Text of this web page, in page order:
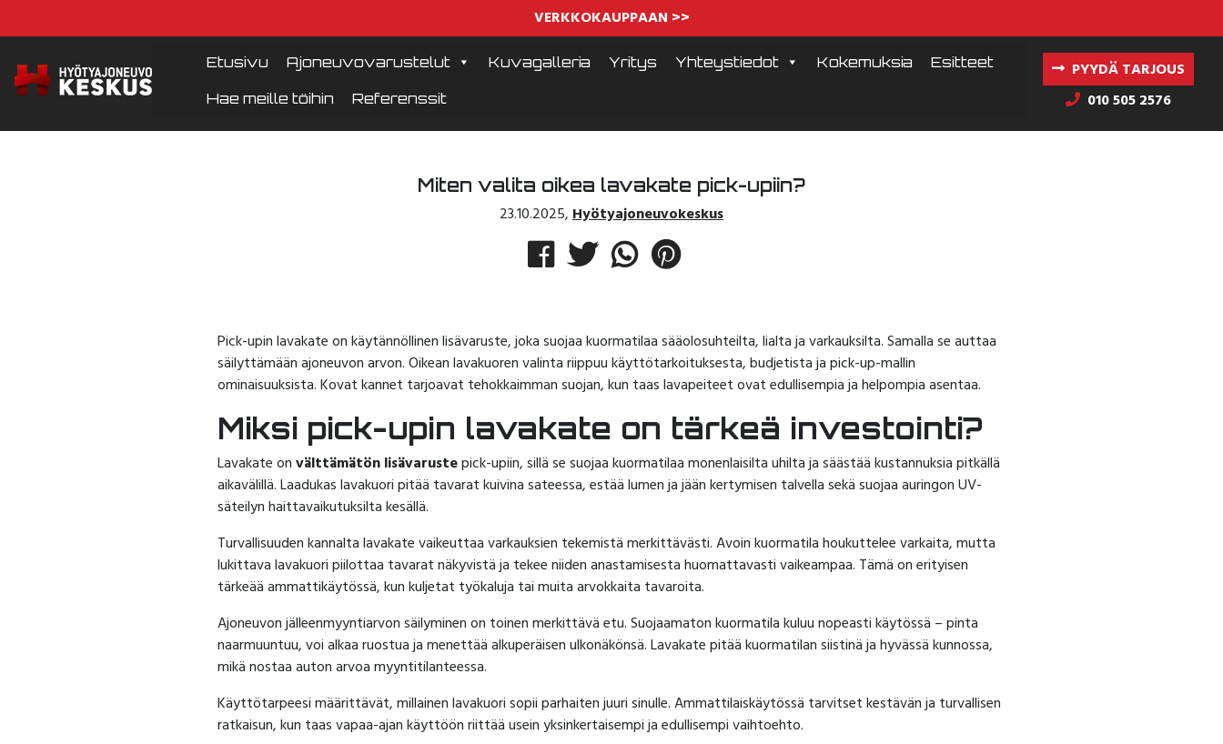
VERKKOKAUPPAAN >>
Etusivu Ajoneuvovarustelut Kuvagalleria Yritys Yhteystiedot Kokemuksia
Esitteet
Hae meille töihin
Referenssit
PYYDÄ TARJOUS
010 505 2576
Miten valita oikea lavakate pick-upiin?
23.10.2025,Hyötyajoneuvokeskus
Pick-upin lavakate on käytännöllinen lisävaruste, joka suojaa kuormatilaa sääolosuhteilta, lialta ja varkauksilta. Samalla se auttaa
säilyttämään ajoneuvon arvon. Oikean lavakuoren valinta riippuu käyttötarkoituksesta, budjetista ja pick-up-mallin
ominaisuuksista. Kovat kannet tarjoavat tehokkaimman suojan, kun taas lavapeiteet ovat edullisempia ja helpompia asentaa.
Miksi pick-upin lavakate on tärkeä investointi?
Lavakate onvälttämätön lisävarustepick-upiin, sillä se suojaa kuormatilaa monenlaisilta uhilta ja säästää kustannuksia pitkällä
aikavälillä. Laadukas lavakuori pitää tavarat kuivina sateessa, estää lumen ja jään kertymisen talvella sekä suojaa auringon UV-
säteilyn haittavaikutuksilta kesällä.
Turvallisuuden kannalta lavakate vaikeuttaa varkauksien tekemistä merkittävästi. Avoin kuormatila houkuttelee varkaita, mutta
lukittava lavakuori piilottaa tavarat näkyvistä ja tekee niiden anastamisesta huomattavasti vaikeampaa. Tämä on erityisen
tärkeää ammattikäytössä, kun kuljetat työkaluja tai muita arvokkaita tavaroita.
Ajoneuvon jälleenmyyntiarvon säilyminen on toinen merkittävä etu. Suojaamaton kuormatila kuluu nopeasti käytössä – pinta
naarmuuntuu, voi alkaa ruostua ja menettää alkuperäisen ulkonäkönsä. Lavakate pitää kuormatilan siistinä ja hyvässä kunnossa,
mikä nostaa auton arvoa myyntitilanteessa.
Käyttötarpeesi määrittävät, millainen lavakuori sopii parhaiten juuri sinulle. Ammattilaiskäytössä tarvitset kestävän ja turvallisen
ratkaisun, kun taas vapaa-ajan käyttöön riittää usein yksinkertaisempi ja edullisempi vaihtoehto.